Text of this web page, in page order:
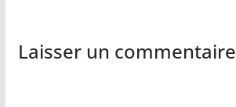
Laisser un commentaire